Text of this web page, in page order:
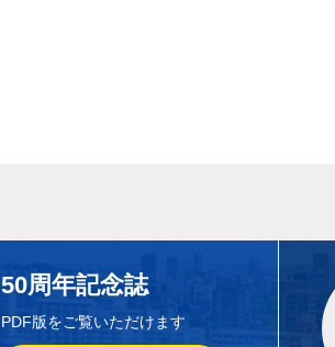
50周年記念誌
PDF版をご覧いただけます